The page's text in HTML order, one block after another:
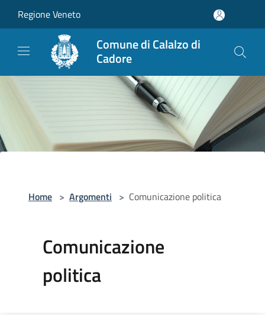
Regione Veneto
Comune di Calalzo di
Cadore
Home > Argomenti > Comunicazione politica
Comunicazione
politica